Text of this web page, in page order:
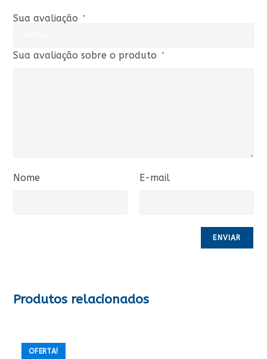
Sua avaliação *
Sua avaliação sobre o produto *
Nome E-mail
Produtos relacionados
OFERTA!